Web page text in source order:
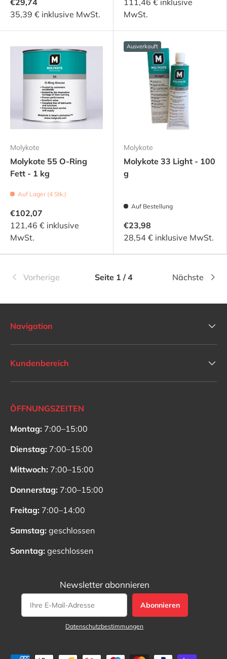
35,39 € inklusive MwSt.
MwSt.
Molykote
Molykote 55 O-Ring
Fett - 1 kg
Auf Lager (4 Stk.)
€102,07
121,46 € inklusive
MwSt.
Ausverkauft
Molykote
Molykote 33 Light - 100
g
Auf Bestellung
€23,98
28,54 € inklusive MwSt.
Vorherige Seite 1 / 4 Nächste
Navigation
Kundenbereich
ÖFFNUNGSZEITEN
Montag: 7:00–15:00
Dienstag: 7:00–15:00
Mittwoch: 7:00–15:00
Donnerstag: 7:00–15:00
Freitag: 7:00–14:00
Samstag: geschlossen
Sonntag: geschlossen
Newsletter abonnieren
Abonnieren
Datenschutzbestimmungen